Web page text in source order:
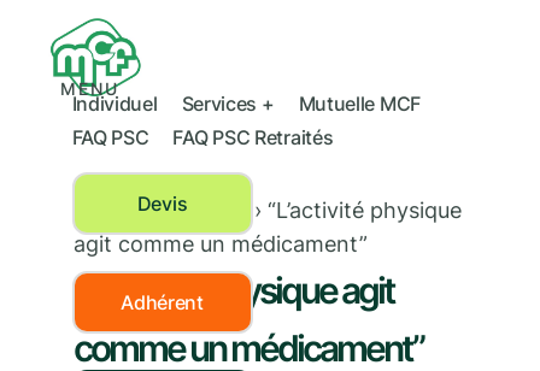
MENU
Individuel Services +
Mutuelle MCF
FAQ PSC
FAQ PSC Retraités
Devis
Adhérent
Activité physique › “L’activité physique
agit comme un médicament”
“L’activité physique agit
comme un médicament”